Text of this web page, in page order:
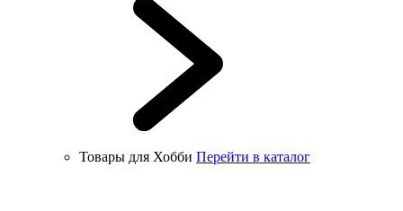
Товары для Хобби Перейти в каталог